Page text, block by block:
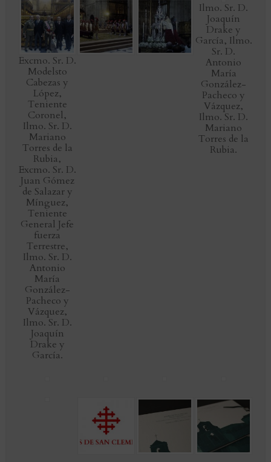
Excmo. Sr. D.
Modelsto
Cabezas y
López,
Teniente
Coronel,
Ilmo. Sr. D.
Mariano
Torres de la
Rubia,
Excmo. Sr. D.
Juan Gómez
de Salazar y
Mínguez,
Teniente
General Jefe
fuerza
Terrestre,
Ilmo. Sr. D.
Antonio
María
González-
Pacheco y
Vázquez,
Ilmo. Sr. D.
Joaquín
Drake y
García.
Ilmo. Sr. D.
Joaquín
Drake y
García, Ilmo.
Sr. D.
Antonio
María
González-
Pacheco y
Vázquez,
Ilmo. Sr. D.
Mariano
Torres de la
Rubia.